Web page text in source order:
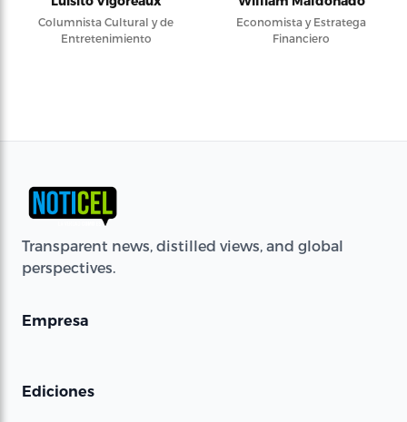
Columnista Cultural y de
Entretenimiento
Economista y Estratega
Financiero
Transparent news, distilled views, and global
perspectives.
Empresa
Ediciones